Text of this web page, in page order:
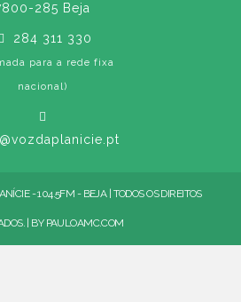
285 Beja
284 311 330
para a rede fixa
nacional)
- 104.5FM - BEJA | TODOS OS DIREITOS
| BY PAULOAMC.COM